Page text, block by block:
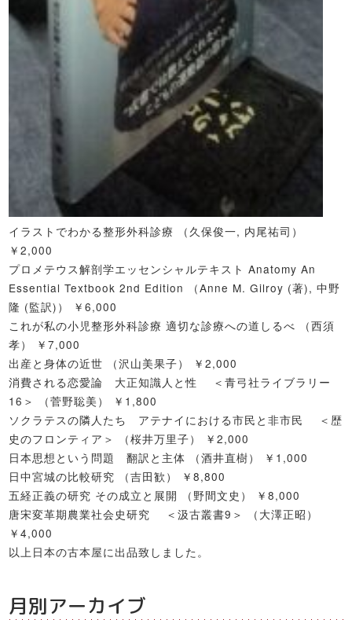
イラストでわかる整形外科診療 （久保俊一, 内尾祐司）
￥2,000
プロメテウス解剖学エッセンシャルテキスト Anatomy An
Essential Textbook 2nd Edition （Anne M. Gilroy (著), 中野
隆 (監訳)） ￥6,000
これが私の小児整形外科診療 適切な診療への道しるべ （西須
孝） ￥7,000
出産と身体の近世 （沢山美果子） ￥2,000
消費される恋愛論 大正知識人と性 ＜青弓社ライブラリー
16＞ （菅野聡美） ￥1,800
ソクラテスの隣人たち アテナイにおける市民と非市民 ＜歴
史のフロンティア＞ （桜井万里子） ￥2,000
日本思想という問題 翻訳と主体 （酒井直樹） ￥1,000
日中宮城の比較研究 （吉田歓） ￥8,800
五経正義の研究 その成立と展開 （野間文史） ￥8,000
唐宋変革期農業社会史研究 ＜汲古叢書9＞ （大澤正昭）
￥4,000
以上日本の古本屋に出品致しました。
月別アーカイブ